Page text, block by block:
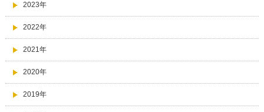
2023年
2022年
2021年
2020年
2019年